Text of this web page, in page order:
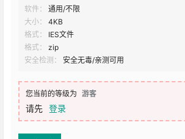
软件：
通用/不限
大小：
4KB
格式：
IES文件
格式：
zip
安全检测：
安全无毒/亲测可用
您当前的等级为 游客
请先 登录